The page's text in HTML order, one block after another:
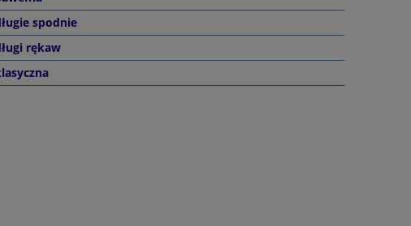
spodnie
rękaw